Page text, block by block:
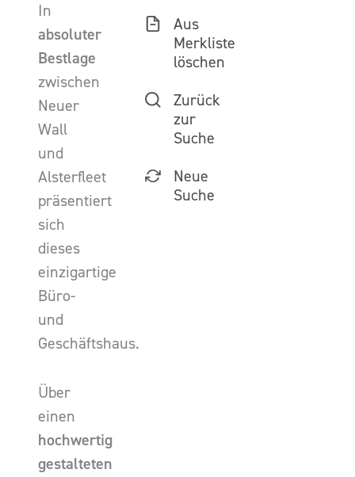
In
absoluter
Bestlage
zwischen
Neuer
Wall
und
Alsterfleet
präsentiert
sich
dieses
einzigartige
Büro-
und
Geschäftshaus.
Über
einen
hochwertig
gestalteten
Aus
Merkliste
löschen
Zurück
zur
Suche
Neue
Suche